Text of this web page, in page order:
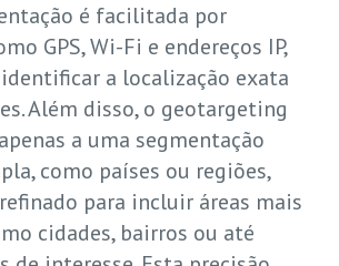
é facilitada por
GPS, Wi-Fi e endereços IP,
a localização exata
Além disso, o geotargeting
a uma segmentação
como países ou regiões,
para incluir áreas mais
cidades, bairros ou até